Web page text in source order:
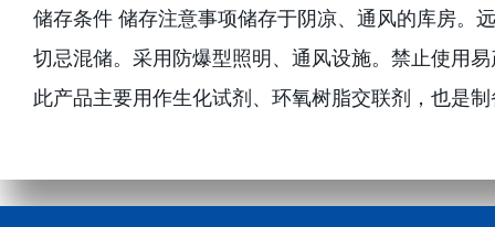
储存条件 储存注意事项储存于阴凉、通风的库房。
切忌混储。采用防爆型照明、通风设施。禁止使用
此产品主要用作生化试剂、环氧树脂交联剂，也是